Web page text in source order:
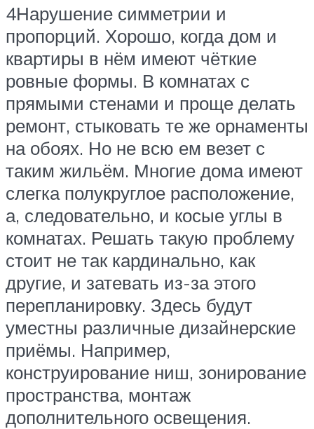
4Нарушение симметрии и
пропорций. Хорошо, когда дом и
квартиры в нём имеют чёткие
ровные формы. В комнатах с
прямыми стенами и проще делать
ремонт, стыковать те же орнаменты
на обоях. Но не всю ем везет с
таким жильём. Многие дома имеют
слегка полукруглое расположение,
а, следовательно, и косые углы в
комнатах. Решать такую проблему
стоит не так кардинально, как
другие, и затевать из-за этого
перепланировку. Здесь будут
уместны различные дизайнерские
приёмы. Например,
конструирование ниш, зонирование
пространства, монтаж
дополнительного освещения.